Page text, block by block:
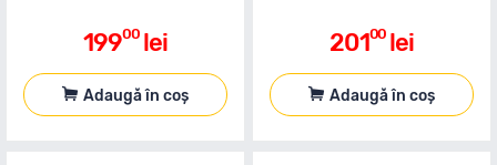
19900 lei
Adaugă în coș
20100 lei
Adaugă în coș